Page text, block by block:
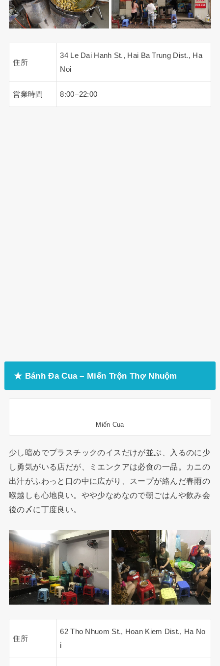
住所
34 Le Dai Hanh St., Hai Ba Trung Dist., Ha
Noi
営業時間 8:00−22:00
★ Bánh Đa Cua – Miến Trộn Thợ Nhuộm
Miến Cua
少し暗めでプラスチックのイスだけが並ぶ、入るのに少
し勇気がいる店だが、ミエンクアは必食の一品。カニの
出汁がふわっと口の中に広がり、スープが絡んだ春雨の
喉越しも心地良い。やや少なめなので朝ごはんや飲み会
後の〆に丁度良い。
住所
62 Tho Nhuom St., Hoan Kiem Dist., Ha No
i